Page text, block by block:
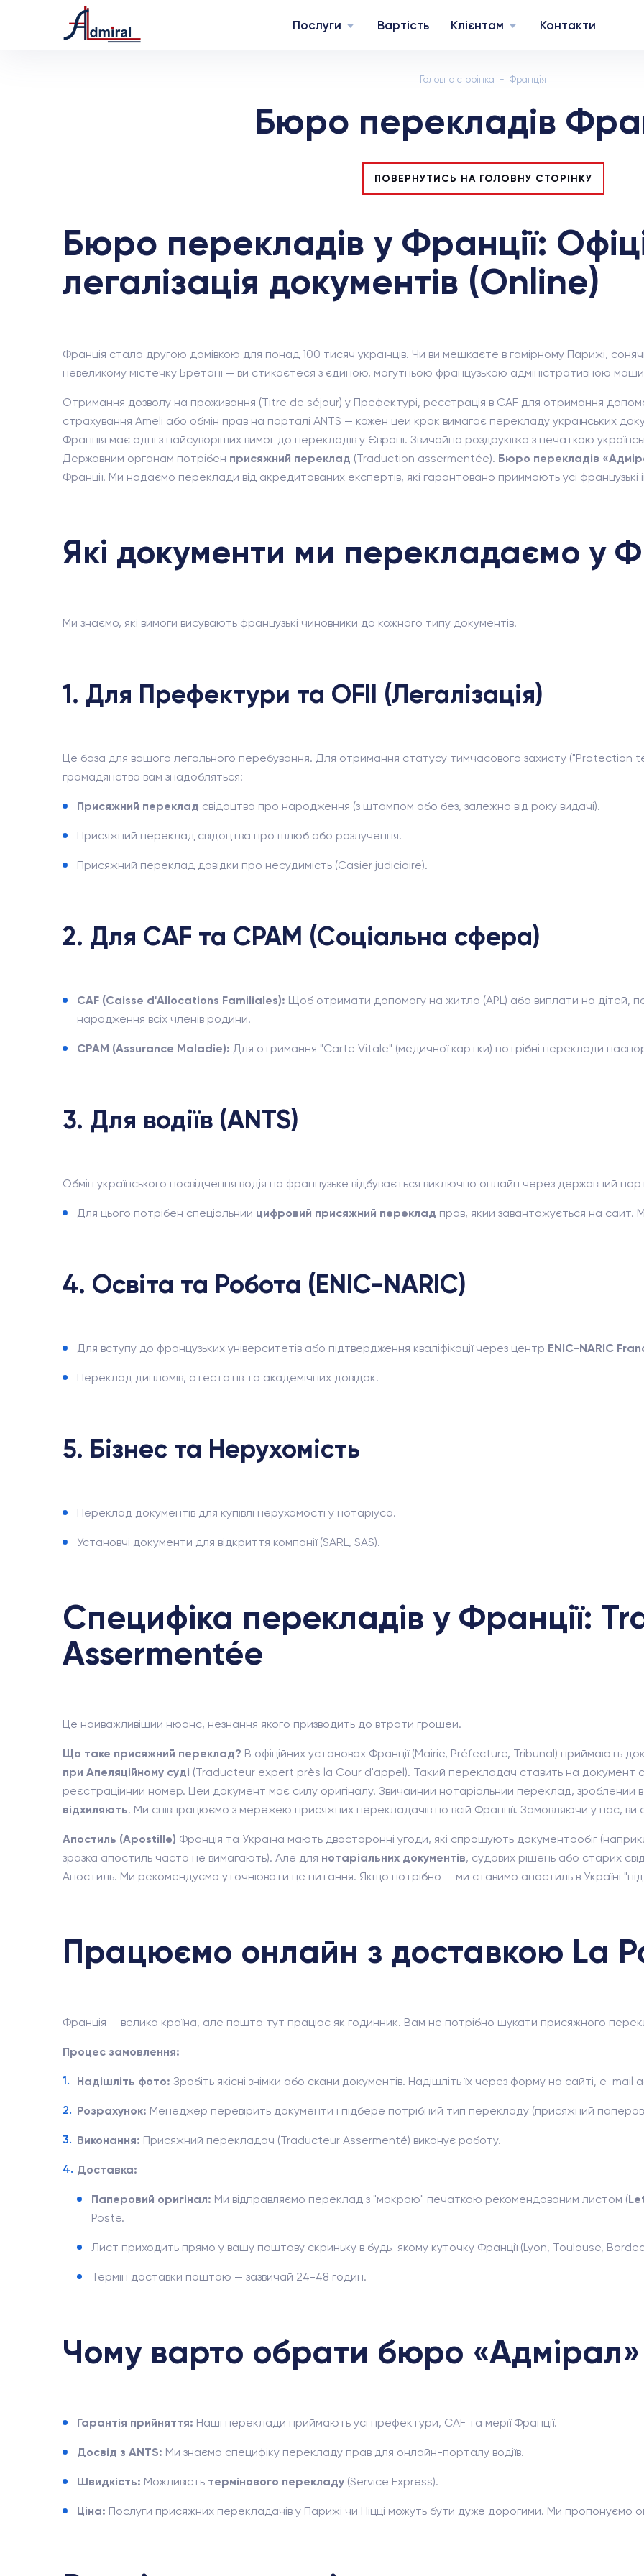
Послуги Вартість Клієнтам Контакти
Головна сторінка Франція
Бюро перекладів
ПОВЕРНУТИСЬ НА ГОЛОВНУ СТОРІНКУ
Бюро перекладів у Франції:
легалізація документів (Online)
Франція стала другою домівкою для понад 100 тисяч українців. Чи ви мешкаєте в гамірному Парижі,
невеликому містечку Бретані — ви стикаєтеся з єдиною, могутньою французькою адміністративною
Отримання дозволу на проживання (Titre de séjour) у Префектурі, реєстрація в CAF для отримання
страхування Ameli або обмін прав на порталі ANTS — кожен цей крок вимагає перекладу українських
Франція має одні з найсуворіших вимог до перекладів у Європі. Звичайна роздруківка з печаткою
Державним органам потрібен присяжний переклад (Traduction assermentée). Бюро перекладів
Франції. Ми надаємо переклади від акредитованих експертів, які гарантовано приймають усі французькі
Які документи ми перекладаємо у
Ми знаємо, які вимоги висувають французькі чиновники до кожного типу документів.
1. Для Префектури та OFII (Легалізація)
Це база для вашого легального перебування. Для отримання статусу тимчасового захисту ("Protection
громадянства вам знадобляться:
Присяжний переклад свідоцтва про народження (з штампом або без, залежно від року видачі).
Присяжний переклад свідоцтва про шлюб або розлучення.
Присяжний переклад довідки про несудимість (Casier judiciaire).
2. Для CAF та CPAM (Соціальна сфера)
CAF (Caisse d'Allocations Familiales): Щоб отримати допомогу на житло (APL) або виплати на дітей,
народження всіх членів родини.
CPAM (Assurance Maladie): Для отримання "Carte Vitale" (медичної картки) потрібні переклади
3. Для водіїв (ANTS)
Обмін українського посвідчення водія на французьке відбувається виключно онлайн через державний
Для цього потрібен спеціальний цифровий присяжний переклад прав, який завантажується на сайт.
4. Освіта та Робота (ENIC-NARIC)
Для вступу до французьких університетів або підтвердження кваліфікації через центр ENIC-NARIC
Переклад дипломів, атестатів та академічних довідок.
5. Бізнес та Нерухомість
Переклад документів для купівлі нерухомості у нотаріуса.
Установчі документи для відкриття компанії (SARL, SAS).
Специфіка перекладів у Франції:
Assermentée
Це найважливіший нюанс, незнання якого призводить до втрати грошей.
Що таке присяжний переклад? В офіційних установах Франції (Mairie, Préfecture, Tribunal) приймають
при Апеляційному суді (Traducteur expert près la Cour d'appel). Такий перекладач ставить на документ
реєстраційний номер. Цей документ має силу оригіналу. Звичайний нотаріальний переклад, зроблений в
відхиляють. Ми співпрацюємо з мережею присяжних перекладачів по всій Франції. Замовляючи у нас, ви
Апостиль (Apostille) Франція та Україна мають двосторонні угоди, які спрощують документообіг
зразка апостиль часто не вимагають). Але для нотаріальних документів, судових рішень або старих
Апостиль. Ми рекомендуємо уточнювати це питання. Якщо потрібно — ми ставимо апостиль в Україні
Працюємо онлайн з доставкою La
Франція — велика країна, але пошта тут працює як годинник. Вам не потрібно шукати присяжного
Процес замовлення:
Надішліть фото: Зробіть якісні знімки або скани документів. Надішліть їх через форму на сайті, e-
Розрахунок: Менеджер перевірить документи і підбере потрібний тип перекладу (присяжний
Виконання: Присяжний перекладач (Traducteur Assermenté) виконує роботу.
Доставка:
Паперовий оригінал: Ми відправляємо переклад з "мокрою" печаткою рекомендованим листом (
Poste.
Лист приходить прямо у вашу поштову скриньку в будь-якому куточку Франції (Lyon, Toulouse,
Термін доставки поштою — зазвичай 24-48 годин.
Чому варто обрати бюро «Адмірал»
Гарантія прийняття: Наші переклади приймають усі префектури, CAF та мерії Франції.
Досвід з ANTS: Ми знаємо специфіку перекладу прав для онлайн-порталу водіїв.
Швидкість: Можливість термінового перекладу (Service Express).
Ціна: Послуги присяжних перекладачів у Парижі чи Ніцці можуть бути дуже дорогими. Ми пропонуємо